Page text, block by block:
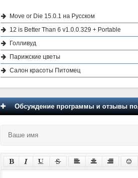
Move or Die 15.0.1 на Русском
12 is Better Than 6 v1.0.0.329 + Portable
Голливуд
Парижские цветы
Салон красоты Питомец
Обсуждение программы и отзывы